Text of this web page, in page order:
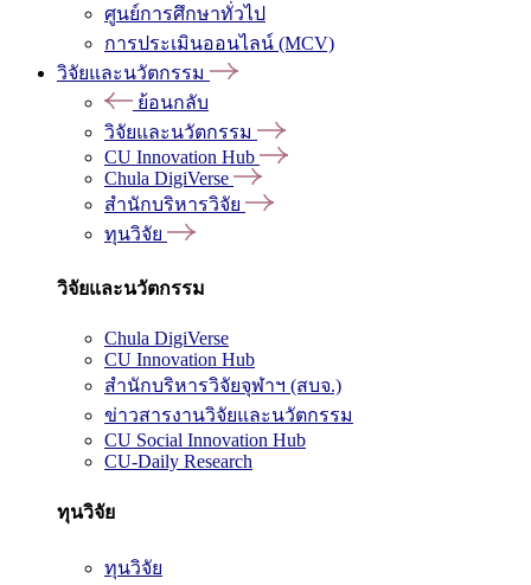
ศูนย์การศึกษาทั่วไป
การประเมินออนไลน์ (MCV)
วิจัยและนวัตกรรม
ย้อนกลับ
วิจัยและนวัตกรรม
CU Innovation Hub
Chula DigiVerse
สำนักบริหารวิจัย
ทุนวิจัย
วิจัยและนวัตกรรม
Chula DigiVerse
CU Innovation Hub
สำนักบริหารวิจัยจุฬาฯ (สบจ.)
ข่าวสารงานวิจัยและนวัตกรรม
CU Social Innovation Hub
CU-Daily Research
ทุนวิจัย
ทุนวิจัย